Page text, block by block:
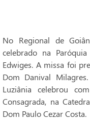
No Regional de
celebrado na
Edwiges. A missa foi
Dom Danival
Luziânia celebrou
Consagrada, na
Dom Paulo Cezar Costa.